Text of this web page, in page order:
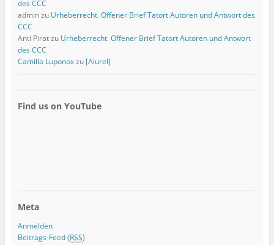
des CCC
adminzu Urheberrecht. Offener Brief Tatort Autoren und Antwort des
CCC
Anti Piratzu Urheberrecht. Offener Brief Tatort Autoren und Antwort
des CCC
Camilla Luponoxzu [Alurel]
Find us on YouTube
Meta
Anmelden
Beitrags-Feed (RSS)